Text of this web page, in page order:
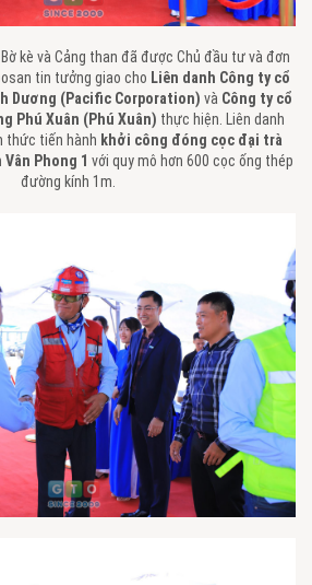
kè và Cảng than đã được Chủ đầu tư và đơn
tin tưởng giao cho Liên danh Công ty cổ
Dương (Pacific Corporation) và Công ty cổ
Phú Xuân (Phú Xuân) thực hiện. Liên danh
thức tiến hành khởi công đóng cọc đại trà
Phong 1 với quy mô hơn 600 cọc ống thép
đường kính 1m.